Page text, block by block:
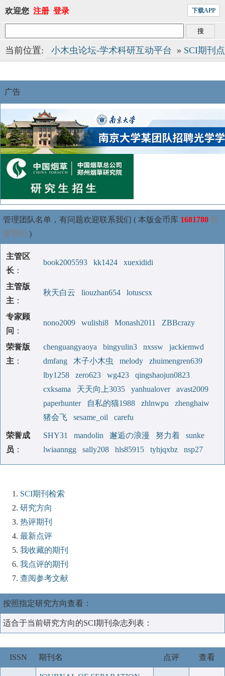
欢迎您 注册 登录 下载APP
当前位置: 小木虫论坛-学术科研互动平台 » SCI期刊
广告
管理团队名单，有问题欢迎联系我们 ( 本版金币库 1681780 我
要赞助 )
主管区
长 ：
book2005593 kk1424 xuexididi
主管版
主 ：
秋天白云 liouzhan654 lotuscsx
专家顾
问 ：
nono2009 wulishi8 Monash2011 ZBBcrazy
荣誉版
主 ：
chenguangyaoya bingyulin3 nxssw
jackiemwd
dmfang
木子小木虫 melody
zhuimengren639
lby1258
zero623 wg423
qingshaojun0823
cxksama
天天向上3035 yanhualover
avast2009
paperhunter
自私的猫1988 zhlnwpu
zhenghaiw
猪会飞
sesame_oil carefu
荣誉成
员 ：
SHY31 mandolin 邂逅の浪漫 努力着
sunke
lwiaanngg
sally208 hls85915 tyhjqxbz nsp27
SCI期刊检索
研究方向
热评期刊
最新点评
我收藏的期刊
我点评的期刊
查阅参考文献
按照指定研究方向查看：
适合于当前研究方向的SCI期刊杂志列表：
ISSN 期刊名 点评 查看